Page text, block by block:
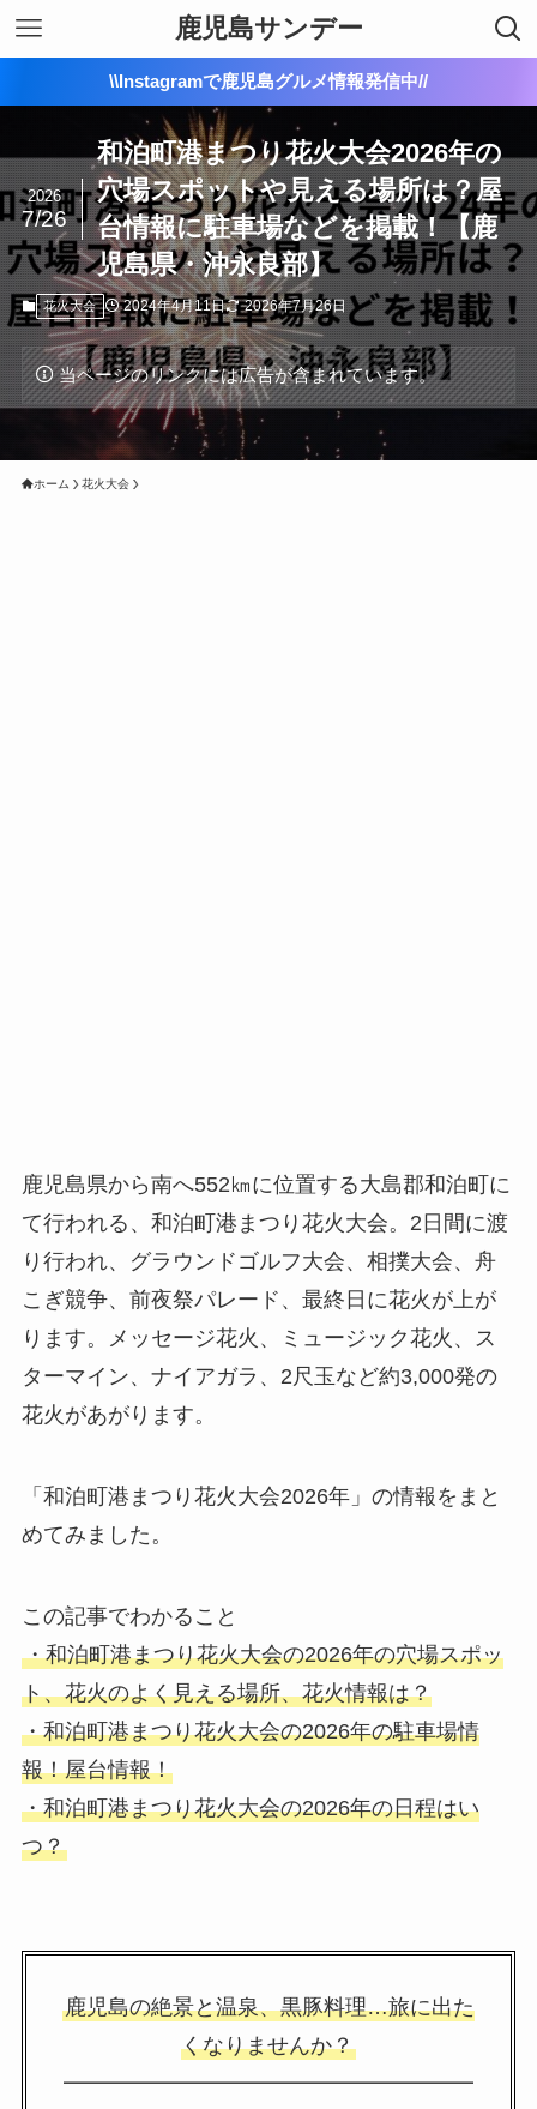
鹿児島サンデー
\\Instagramで鹿児島グルメ情報発信中//
和泊町港まつり花火大会2026年の
穴場スポットや見える場所は？屋
台情報に駐車場などを掲載！【鹿
児島県・沖永良部】
2026
7/26
花火大会 2024年4月11日 2026年7月26日
当ページのリンクには広告が含まれています。
ホーム 花火大会
鹿児島県から南へ552㎞に位置する大島郡和泊町に
て行われる、和泊町港まつり花火大会。2日間に渡
り行われ、グラウンドゴルフ大会、相撲大会、舟
こぎ競争、前夜祭パレード、最終日に花火が上が
ります。メッセージ花火、ミュージック花火、ス
ターマイン、ナイアガラ、2尺玉など約3,000発の
花火があがります。
「和泊町港まつり花火大会2026年」の情報をまと
めてみました。
この記事でわかること
・和泊町港まつり花火大会の2026年の穴場スポッ
ト、花火のよく見える場所、花火情報は？
・和泊町港まつり花火大会の2026年の駐車場情
報！屋台情報！
・和泊町港まつり花火大会の2026年の日程はい
つ？
鹿児島の絶景と温泉、黒豚料理…旅に出た
くなりませんか？
━━━━━━━━━━━━━━━━━━━